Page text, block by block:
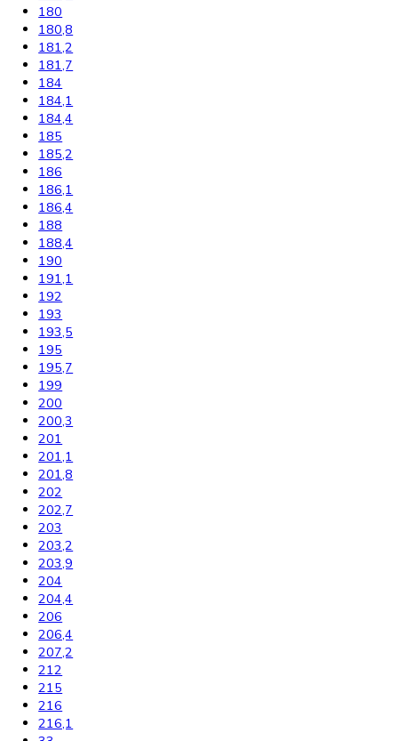
157,4
159
161,1
161,2
162,3
164
164,1
164,4
165
165,8
165,9
166
168,4
170
171
172,5
175
176,1
177
177,2
178
178,8
179,3
180
180,8
181,2
181,7
184
184,1
184,4
185
185,2
186
186,1
186,4
188
188,4